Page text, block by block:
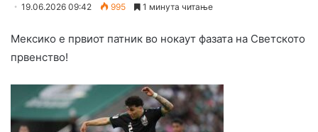
19.06.2026 09:42 995 1 минута читање
Мексико е првиот патник во нокаут фазата на Светското
првенство!